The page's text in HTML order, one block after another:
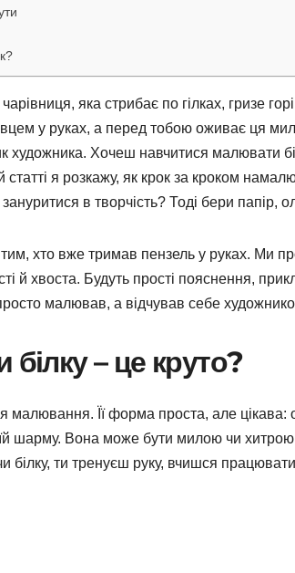
яка стрибає по гілках, гризе
у руках, а перед тобою оживає ця
Хочеш навчитися малювати
статті я розкажу, як крок за кроком
в творчість? Тоді бери папір,
тим, хто вже тримав пензель у руках. Ми
й хвоста. Будуть прості пояснення,
малював, а відчував себе
– це круто?
малювання. Її форма проста, але цікава:
шарму. Вона може бути милою чи
ти тренуєш руку, вчишся